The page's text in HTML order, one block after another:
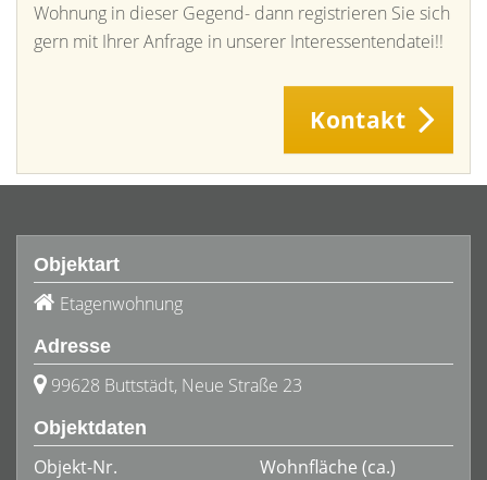
Wohnung in dieser Gegend- dann registrieren Sie sich
gern mit Ihrer Anfrage in unserer Interessentendatei!!
Kontakt
Objektart
Etagenwohnung
Adresse
99628 Buttstädt, Neue Straße 23
Objektdaten
Objekt-Nr.
Wohnfläche (ca.)